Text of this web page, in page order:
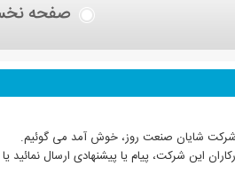
صفحه
شایان صنعت روز، خوش آمد می گوئيم.
اين شرکت، پيام يا پيشنهادی ارسال نمائيد